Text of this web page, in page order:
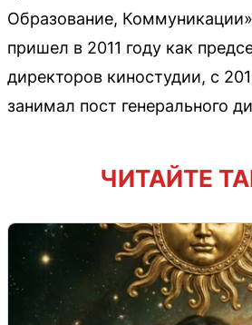
Образование,
пришел в 2011 году как
директоров киностудии, с
занимал пост генерального
ЧИТАЙТЕ